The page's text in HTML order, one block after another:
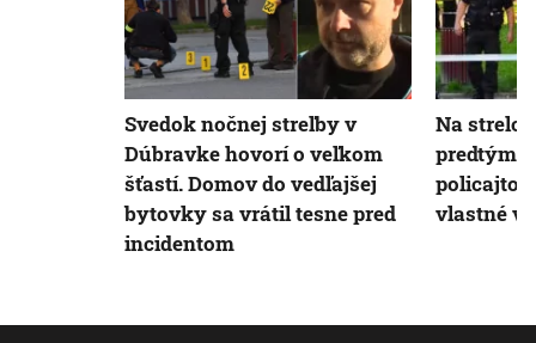
Svedok nočnej streľby v
Dúbravke hovorí o veľkom
šťastí. Domov do vedľajšej
bytovky sa vrátil tesne pred
incidentom
Na
predtým
vlastné